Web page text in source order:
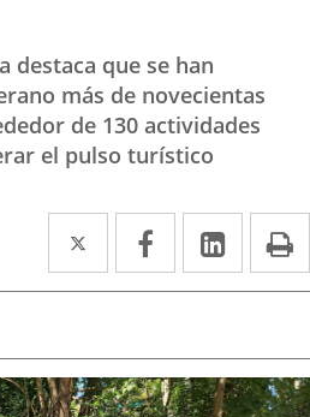
destaca que se han
más de novecientas
de 130 actividades
el pulso turístico
Twitter
Enlace
a
aplicación
externa.
Facebook
Enlace
a
aplicación
externa.
Enlace
a